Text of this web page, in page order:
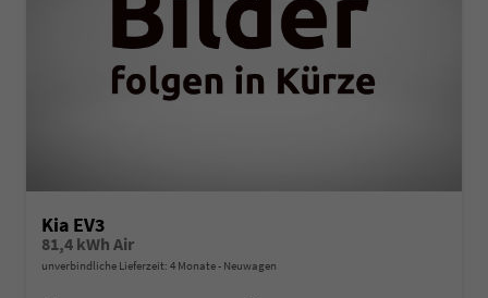
Kia EV3
81,4 kWh Air
unverbindliche Lieferzeit: 4 Monate Neuwagen